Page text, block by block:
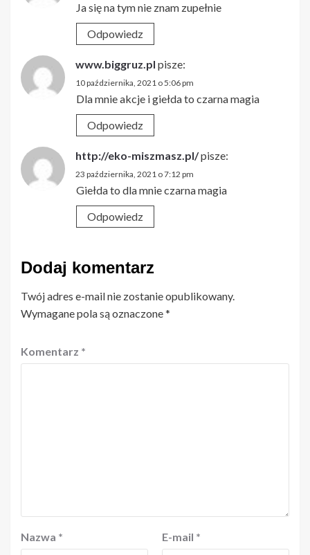
Ja się na tym nie znam zupełnie
Odpowiedz
www.biggruz.pl pisze:
10 października, 2021 o 5:06 pm
Dla mnie akcje i giełda to czarna magia
Odpowiedz
http://eko-miszmasz.pl/pisze:
23 października, 2021 o 7:12 pm
Giełda to dla mnie czarna magia
Odpowiedz
Dodaj komentarz
Twój adres e-mail nie zostanie opublikowany.
Wymagane pola są oznaczone*
Komentarz *
Nazwa * E-mail *